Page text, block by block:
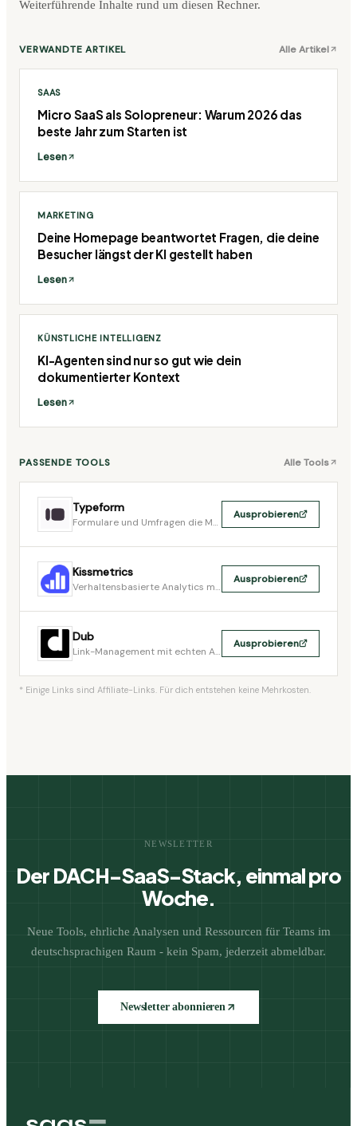
Weiterführende Inhalte rund um diesen Rechner.
VERWANDTE ARTIKEL Alle Artikel
SAAS
Micro SaaS als Solopreneur: Warum 2026 das
beste Jahr zum Starten ist
Lesen
MARKETING
Deine Homepage beantwortet Fragen, die deine
Besucher längst der KI gestellt haben
Lesen
KÜNSTLICHE INTELLIGENZ
KI-Agenten sind nur so gut wie dein
dokumentierter Kontext
Lesen
PASSENDE TOOLS Alle Tools
Typeform
Formulare und Umfragen die Menschen tatsächlich ausfüllen
Ausprobieren
Kissmetrics
Verhaltensbasierte Analytics mit personen-basiertem Tracking und Funnel-Analyse
Ausprobieren
Dub
Link-Management mit echten Analytics - kurze Links, Custom Domains, Affiliate-Tracking
Ausprobieren
* Einige Links sind Affiliate-Links. Für dich entstehen keine Mehrkosten.
NEWSLETTER
Der DACH-SaaS-Stack, einmal pro
Woche.
Neue Tools, ehrliche Analysen und Ressourcen für Teams im
deutschsprachigen Raum - kein Spam, jederzeit abmeldbar.
Newsletter abonnieren